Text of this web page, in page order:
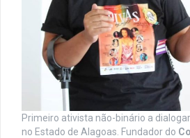
Primeiro ativista não-binário a
no Estado de Alagoas. Fundador do